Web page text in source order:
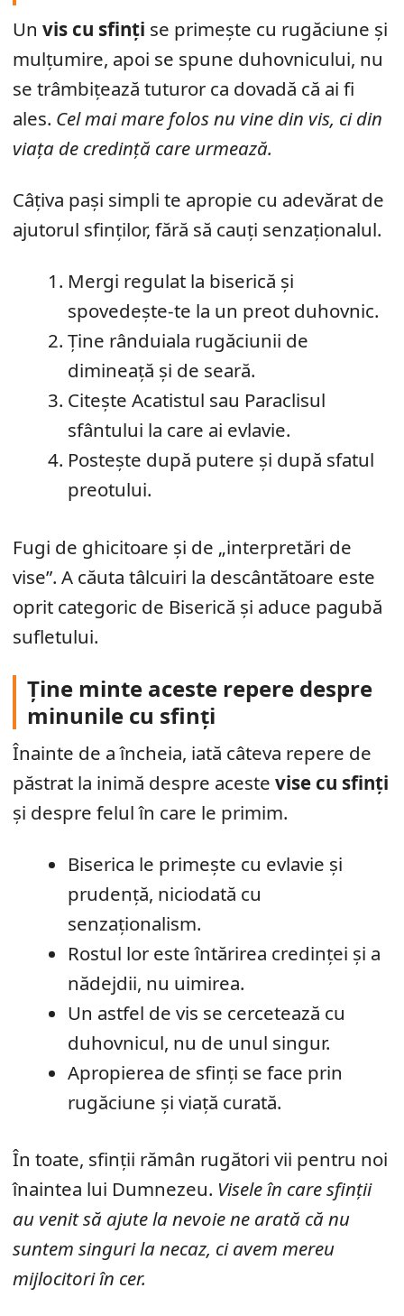
Un vis cu sfinți se primește cu rugăciune și
mulțumire, apoi se spune duhovnicului, nu
se trâmbițează tuturor ca dovadă că ai fi
ales. Cel mai mare folos nu vine din vis, ci din
viața de credință care urmează.
Câțiva pași simpli te apropie cu adevărat de
ajutorul sfinților, fără să cauți senzaționalul.
Mergi regulat la biserică și
spovedește-te la un preot duhovnic.
Ține rânduiala rugăciunii de
dimineață și de seară.
Citește Acatistul sau Paraclisul
sfântului la care ai evlavie.
Postește după putere și după sfatul
preotului.
Fugi de ghicitoare și de „interpretări de
vise”. A căuta tâlcuiri la descântătoare este
oprit categoric de Biserică și aduce pagubă
sufletului.
Ține minte aceste repere despre
minunile cu sfinți
Înainte de a încheia, iată câteva repere de
păstrat la inimă despre aceste vise cu sfinți
și despre felul în care le primim.
Biserica le primește cu evlavie și
prudență, niciodată cu
senzaționalism.
Rostul lor este întărirea credinței și a
nădejdii, nu uimirea.
Un astfel de vis se cercetează cu
duhovnicul, nu de unul singur.
Apropierea de sfinți se face prin
rugăciune și viață curată.
În toate, sfinții rămân rugători vii pentru noi
înaintea lui Dumnezeu. Visele în care sfinții
au venit să ajute la nevoie ne arată că nu
suntem singuri la necaz, ci avem mereu
mijlocitori în cer.